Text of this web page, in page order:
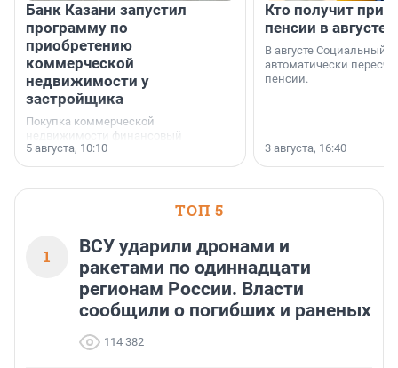
Банк Казани запустил
программу по
приобретению
коммерческой
недвижимости у
застройщика
Покупка коммерческой
недвижимости финансовый
инструмент, доступный для многих
предпринимателей. Будь то новый
или готовый арендный бизнес —
успех сделки зависит от правильного
5 августа, 10:10
Кто получит
пенсии в августе
В августе Социальный
автоматически
пенсии.
3 августа, 16:40
ТОП 5
1
ВСУ ударили дронами и
ракетами по одиннадцати
регионам России. Власти
сообщили о погибших и раненых
114 382